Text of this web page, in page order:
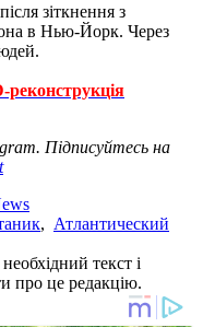
зіткнення з
в Нью-Йорк. Через
Підписуйтесь на
, Атлантический
текст і
про це редакцію.